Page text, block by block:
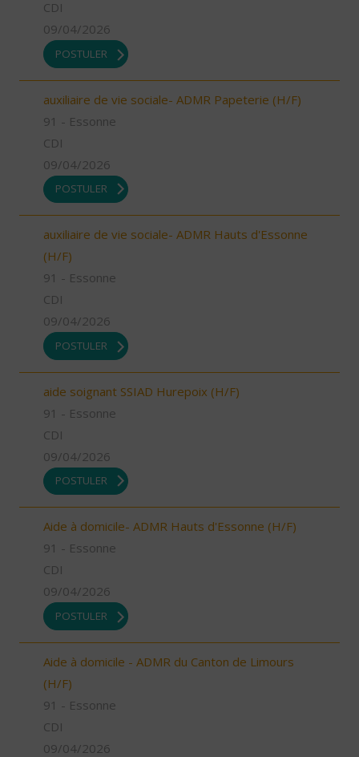
CDI
09/04/2026
POSTULER
auxiliaire de vie sociale- ADMR Papeterie (H/F)
91 - Essonne
CDI
09/04/2026
POSTULER
auxiliaire de vie sociale- ADMR Hauts d'Essonne
(H/F)
91 - Essonne
CDI
09/04/2026
POSTULER
aide soignant SSIAD Hurepoix (H/F)
91 - Essonne
CDI
09/04/2026
POSTULER
Aide à domicile- ADMR Hauts d'Essonne (H/F)
91 - Essonne
CDI
09/04/2026
POSTULER
Aide à domicile - ADMR du Canton de Limours
(H/F)
91 - Essonne
CDI
09/04/2026